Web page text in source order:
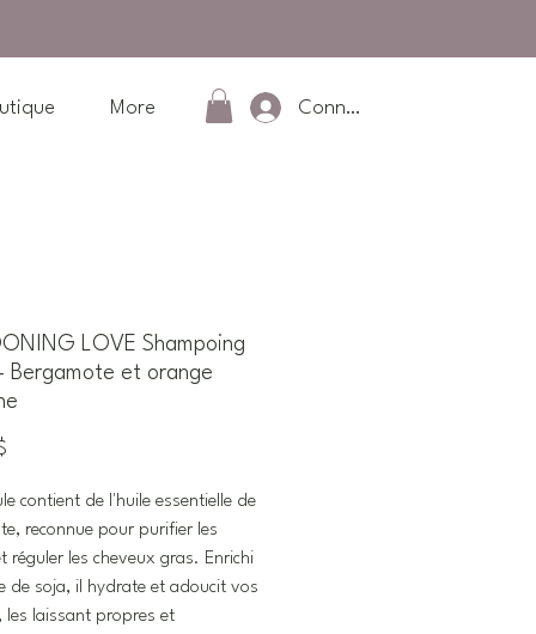
More Connexion
LOVE Shampoing
Bergamote et orange
contient de l'huile essentielle de
reconnue pour purifier les
réguler les cheveux gras. Enrichi
de soja, il hydrate et adoucit vos
les laissant propres et